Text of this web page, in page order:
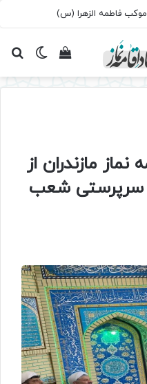
موکب فاطمه الزهرا (س)
تغییرمشاهده
نماز مازندران از
سرپرستی شعب